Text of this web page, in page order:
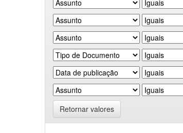
Retornar valores